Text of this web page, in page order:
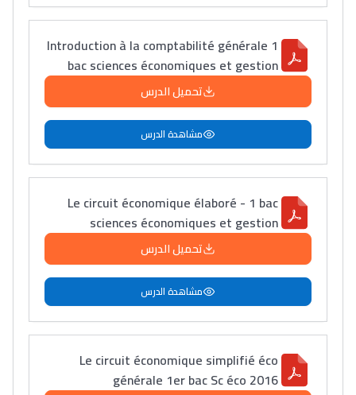
Lycée Maroc
التعليم الثانوي التأهيلي
Collège au Maroc
Post-Bac
+ de 78 Sujets
Introduction à la comptabilité générale 1
bac sciences économiques et gestion
تحميل الدرس
مشاهدة الدرس
Le circuit économique élaboré - 1 bac
sciences économiques et gestion
تحميل الدرس
مشاهدة الدرس
Le circuit économique simplifié éco
générale 1er bac Sc éco 2016